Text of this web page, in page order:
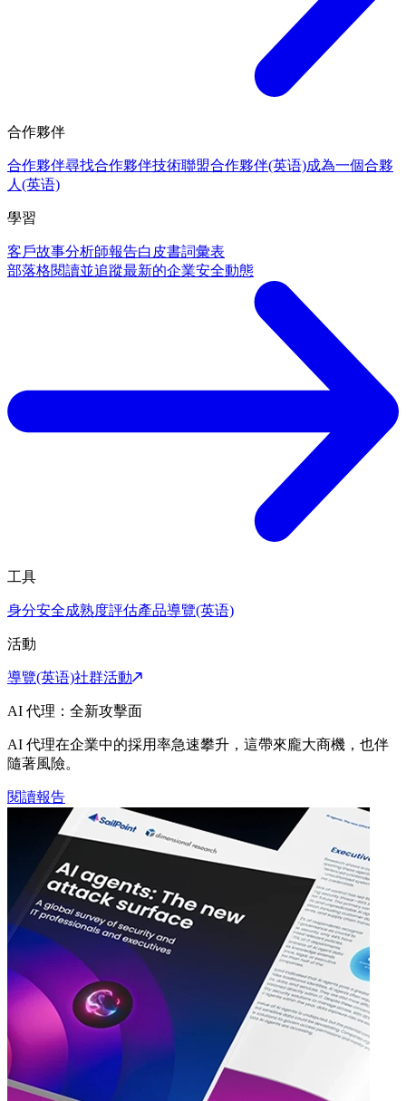
合作夥伴
合作夥伴尋找合作夥伴技術聯盟合作夥伴(英语)成為一個合夥
人(英语)
學習
客戶故事分析師報告白皮書詞彙表
部落格閱讀並追蹤最新的企業安全動態
工具
身分安全成熟度評估產品導覽(英语)
活動
導覽(英语)社群活動
AI 代理：全新攻擊面
AI 代理在企業中的採用率急速攀升，這帶來龐大商機，也伴
隨著風險。
閱讀報告